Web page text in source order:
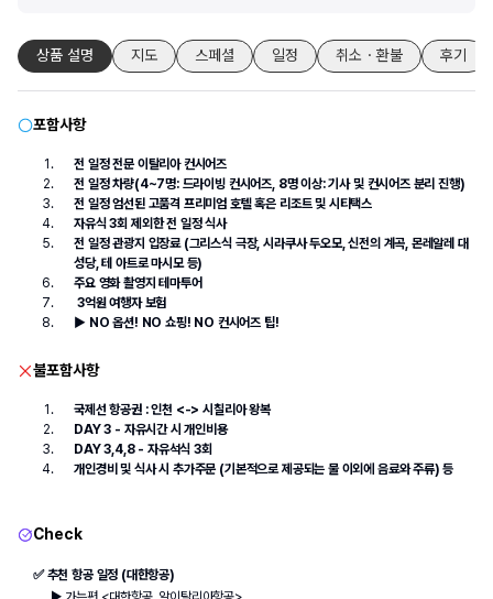
상품 설명 지도 스페셜 일정 취소・환불 후기
포함사항
전 일정 전문 이탈리아 컨시어즈
전 일정 차량(4~7명: 드라이빙 컨시어즈, 8명 이상: 기사 및 컨시어즈 분리 진행)
전 일정 엄선된 고품격 프리미엄 호텔 혹은 리조트 및 시티택스
자유식 3회 제외한 전 일정 식사
전 일정 관광지 입장료 (그리스식 극장, 시라쿠사 두오모, 신전의 계곡, 몬레알레 대
성당, 테 아트로 마시모 등)
주요 영화 촬영지 테마투어
3억원 여행자 보험
▶ NO 옵션! NO 쇼핑! NO 컨시어즈 팁!
불포함사항
국제선 항공권 : 인천 <-> 시칠리아 왕복
DAY 3 - 자유시간 시 개인비용
DAY 3,4,8 - 자유석식 3회
개인경비 및 식사 시 추가주문 (기본적으로 제공되는 물 이외에 음료와 주류) 등
Check
✅ 추천 항공 일정 (대한항공)